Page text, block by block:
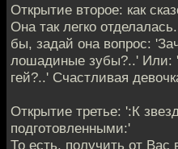
Открытие второе: как
Она так легко
бы, задай она вопрос:
лошадиные зубы?..' Или:
гей?..' Счастливая
Открытие третье: ':К
подготовленными:'
То есть, получить от Вас